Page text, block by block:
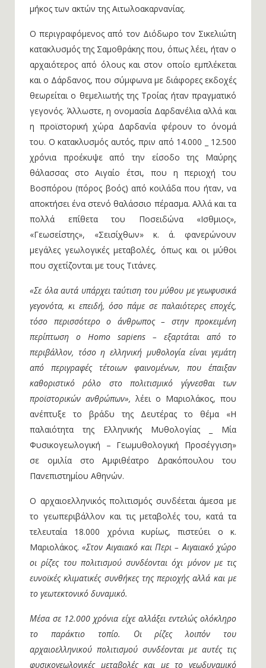
μήκος των ακτών της Αιτωλοακαρνανίας.
Ο περιγραφόμενος από τον Διόδωρο τον Σικελιώτη
κατακλυσμός της Σαμοθράκης που, όπως λέει, ήταν ο
αρχαιότερος από όλους και στον οποίο εμπλέκεται
και ο Δάρδανος, που σύμφωνα με διάφορες εκδοχές
θεωρείται ο θεμελιωτής της Τροίας ήταν πραγματικό
γεγονός. Άλλωστε, η ονομασία Δαρδανέλια αλλά και
η προϊστορική χώρα Δαρδανία φέρουν το όνομά
του. Ο κατακλυσμός αυτός, πριν από 14.000 _ 12.500
χρόνια προέκυψε από την είσοδο της Μαύρης
θάλασσας στο Αιγαίο έτσι, που η περιοχή του
Βοσπόρου (πόρος βοός) από κοιλάδα που ήταν, να
αποκτήσει ένα στενό θαλάσσιο πέρασμα. Αλλά και τα
πολλά επίθετα του Ποσειδώνα «Ισθμιος»,
«Γεωσείστης», «Σεισίχθων» κ. ά. φανερώνουν
μεγάλες γεωλογικές μεταβολές, όπως και οι μύθοι
που σχετίζονται με τους Τιτάνες.
«Σε όλα αυτά υπάρχει ταύτιση του μύθου με γεωφυσικά
γεγονότα, κι επειδή, όσο πάμε σε παλαιότερες εποχές,
τόσο περισσότερο ο άνθρωπος – στην προκειμένη
περίπτωση ο Homo sapiens – εξαρτάται από το
περιβάλλον, τόσο η ελληνική μυθολογία είναι γεμάτη
από περιγραφές τέτοιων φαινομένων,
που έπαιξαν
καθοριστικό ρόλο στο πολιτισμικό γίγνεσθαι των
προϊστορικών ανθρώπων», λέει ο Μαριολάκος, που
ανέπτυξε το βράδυ της Δευτέρας το θέμα «Η
παλαιότητα της Ελληνικής Μυθολογίας _ Μία
Φυσικογεωλογική – Γεωμυθολογική Προσέγγιση»
σε ομιλία στο Αμφιθέατρο Δρακόπουλου του
Πανεπιστημίου Αθηνών.
Ο αρχαιοελληνικός πολιτισμός συνδέεται άμεσα με
το γεωπεριβάλλον και τις μεταβολές του, κατά τα
τελευταία 18.000 χρόνια κυρίως, πιστεύει ο κ.
Μαριολάκος.«Στον Αιγαιακό και Περι – Αιγαιακό χώρο
οι ρίζες του πολιτισμού συνδέονται όχι μόνον με τις
ευνοϊκές κλιματικές συνθήκες της περιοχής αλλά και με
το γεωτεκτονικό δυναμικό.
Μέσα σε 12.000 χρόνια είχε αλλάξει εντελώς ολόκληρο
το παράκτιο τοπίο.
Οι ρίζες λοιπόν του
αρχαιοελληνικού πολιτισμού συνδέονται με αυτές τις
φυσικογεωλογικές μεταβολές και με το γεωδυναμικό